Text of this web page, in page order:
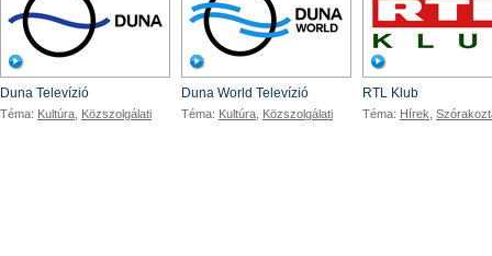
Duna Televízió
Téma: Kultúra Közszolgálati
Duna World Televízió
Téma: Kultúra Közszolgálati
RTL Klub
Téma: Hírek